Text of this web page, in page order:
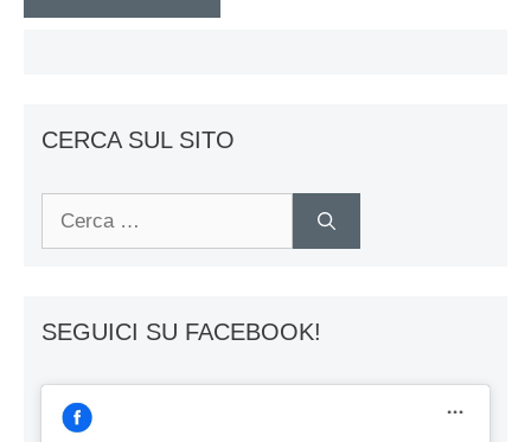
CERCA SUL SITO
Ricerca
SEGUICI SU FACEBOOK!